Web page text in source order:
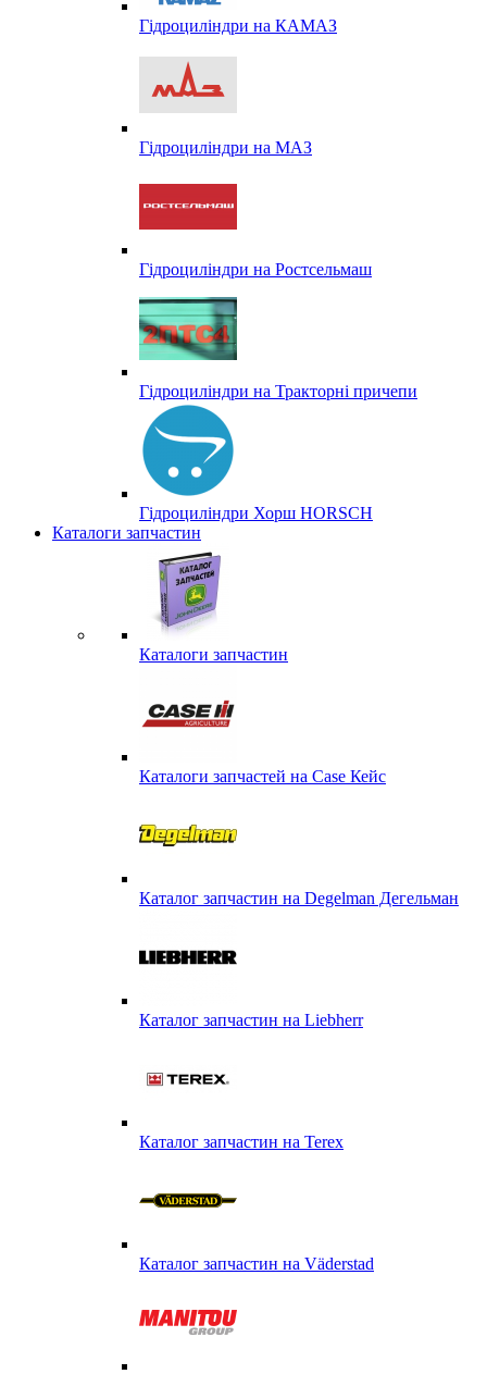
Гідроциліндри на КАМАЗ
Гідроциліндри на МАЗ
Гідроциліндри на Ростсельмаш
Гідроциліндри на Тракторні причепи
Гідроциліндри Хорш HORSCH
Каталоги запчастин
Каталоги запчастин
Каталоги запчастей на Case Кейс
Каталог запчастин на Degelman Дегельман
Каталог запчастин на Liebherr
Каталог запчастин на Terex
Каталог запчастин на Väderstad